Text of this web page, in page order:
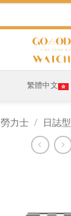
繁體中文
勞力士 / 日誌